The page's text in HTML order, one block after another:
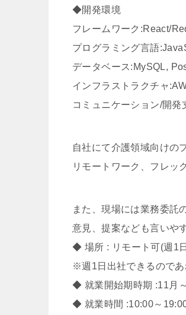
◆開発環境
フレームワーク:React/
プログラミング言語
データベース:MySQL,
インフラストラクチャ
コミュニケーション/開
自社にて介護領域向けの
リモートワーク、フレッ
また、現場には業務委託
意見、提案なども言いや
◆ 場所 : リモート可(週1
※週1日出社できるので
◆ 就業開始期時期 :11月
◆ 就業時間 :10:00～